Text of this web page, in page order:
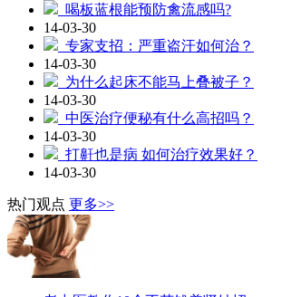
喝板蓝根能预防禽流感吗?
14-03-30
专家支招：严重盗汗如何治？
14-03-30
为什么起床不能马上叠被子？
14-03-30
中医治疗便秘有什么高招吗？
14-03-30
打鼾也是病 如何治疗效果好？
14-03-30
热门观点 更多>>